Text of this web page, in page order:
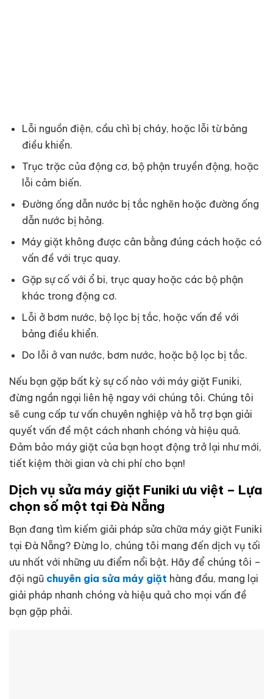
Lỗi nguồn điện, cầu chì bị cháy, hoặc lỗi từ bảng
điều khiển.
Trục trặc của động cơ, bộ phận truyền động, hoặc
lỗi cảm biến.
Đường ống dẫn nước bị tắc nghẽn hoặc đường ống
dẫn nước bị hỏng.
Máy giặt không được cân bằng đúng cách hoặc có
vấn đề với trục quay.
Gặp sự cố với ổ bi, trục quay hoặc các bộ phận
khác trong động cơ.
Lỗi ở bơm nước, bộ lọc bị tắc, hoặc vấn đề với
bảng điều khiển.
Do lỗi ở van nước, bơm nước, hoặc bộ lọc bị tắc.
Nếu bạn gặp bất kỳ sự cố nào với máy giặt Funiki,
đừng ngần ngại liên hệ ngay với chúng tôi. Chúng tôi
sẽ cung cấp tư vấn chuyên nghiệp và hỗ trợ bạn giải
quyết vấn đề một cách nhanh chóng và hiệu quả.
Đảm bảo máy giặt của bạn hoạt động trở lại như mới,
tiết kiệm thời gian và chi phí cho bạn!
Dịch vụ sửa máy giặt Funiki ưu việt – Lựa
chọn số một tại Đà Nẵng
Bạn đang tìm kiếm giải pháp sửa chữa máy giặt Funiki
tại Đà Nẵng? Đừng lo, chúng tôi mang đến dịch vụ tối
ưu nhất với những ưu điểm nổi bật. Hãy để chúng tôi –
đội ngũ chuyên gia sửa máy giặt hàng đầu, mang lại
giải pháp nhanh chóng và hiệu quả cho mọi vấn đề
bạn gặp phải.